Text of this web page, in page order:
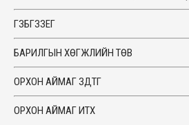
ГЗБГЗЗЕГ
БАРИЛГЫН ХӨГЖЛИЙН ТӨВ
ОРХОН АЙМАГ ЗДТГ
ОРХОН АЙМАГ ИТХ